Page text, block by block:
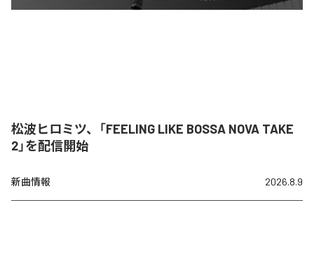
松波ヒロミツ、「FEELING LIKE BOSSA NOVA TAKE
2」を配信開始
新曲情報 2026.8.9